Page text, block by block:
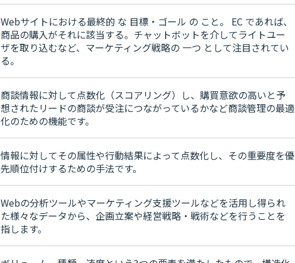
Webサイトにおける最終的 な 目標・ゴール の こと。 EC であれば、
商品の購入がそれに該当する。チャットボットを介してライトユー
ザを取り込むなど、マーケティング戦略の 一つ として注目されてい
る。
商談情報に対して点数化（スコアリング）し、購買意欲の高いと予
想されたリードの商談が受注につながっているかなど商談管理の最適
化のための機能です。
情報に対してその属性や行動結果によって点数化し、その重要度を優
先順位付けするための手法です。
Webの分析ツールやマーケティング支援ツールなどを活用し得られ
た様々なデータから、企画立案や経営戦略・戦術などを行うことを
指します。